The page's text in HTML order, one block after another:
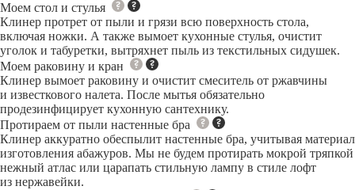
Моем стол и стулья
Клинер протрет от пыли и грязи всю поверхность стола,
включая ножки. А также вымоет кухонные стулья, очистит
уголок и табуретки, вытряхнет пыль из текстильных сидушек.
Моем раковину и кран
Клинер вымоет раковину и очистит смеситель от ржавчины
и известкового налета. После мытья обязательно
продезинфицирует кухонную сантехнику.
Протираем от пыли настенные бра
Клинер аккуратно обеспылит настенные бра, учитывая материал
изготовления абажуров. Мы не будем протирать мокрой тряпкой
нежный атлас или царапать стильную лампу в стиле лофт
из нержавейки.